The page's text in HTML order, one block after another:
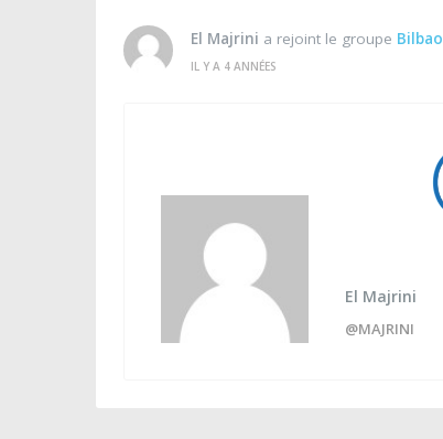
El Majrini a rejoint le groupe Bilbao
IL Y A 4 ANNÉES
El Majrini
@MAJRINI